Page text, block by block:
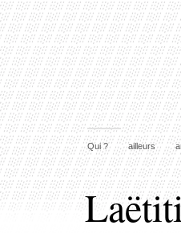
Qui ? ailleurs